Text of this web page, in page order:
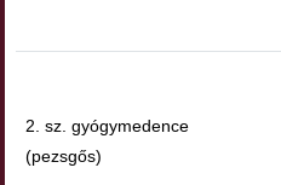
2. sz. gyógymedence
(pezsgős)